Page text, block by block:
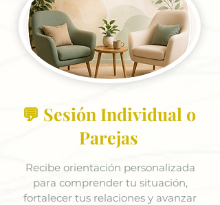
💬 Sesión Individual o
Parejas
Recibe orientación personalizada
para comprender tu situación,
fortalecer tus relaciones y avanzar